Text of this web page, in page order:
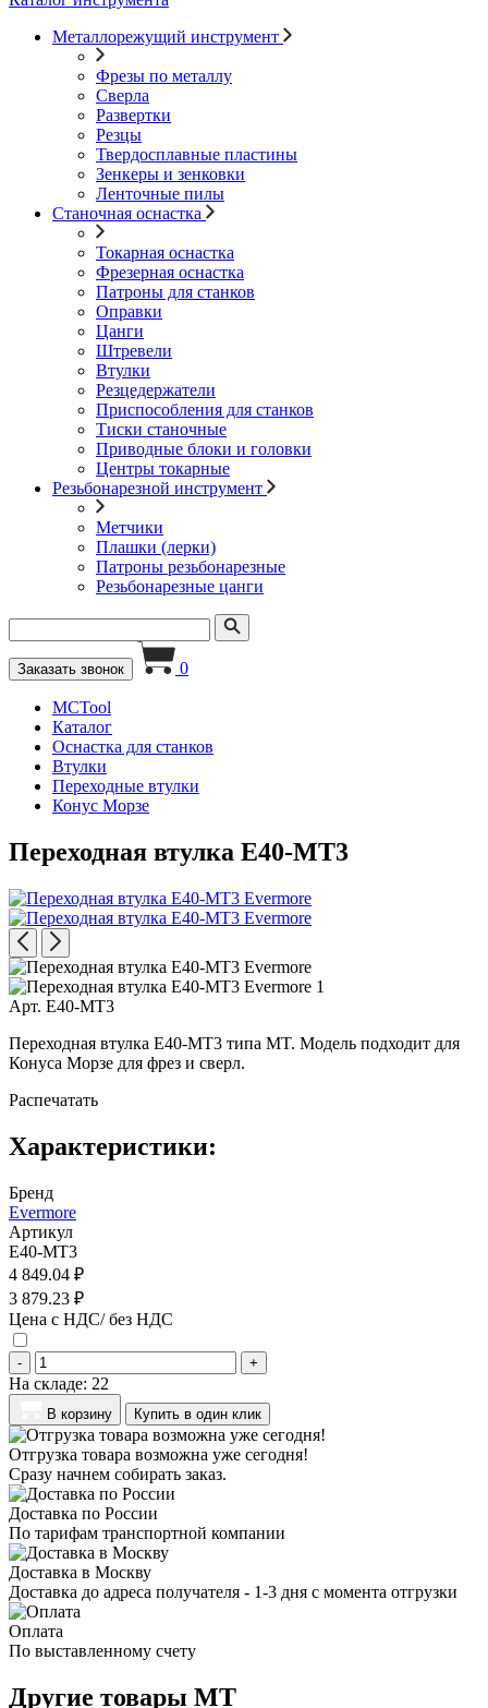
Металлорежущий инструмент
Фрезы по металлу
Сверла
Развертки
Резцы
Твердосплавные пластины
Зенкеры и зенковки
Ленточные пилы
Станочная оснастка
Токарная оснастка
Фрезерная оснастка
Патроны для станков
Оправки
Цанги
Штревели
Втулки
Резцедержатели
Приспособления для станков
Тиски станочные
Приводные блоки и головки
Центры токарные
Резьбонарезной инструмент
Метчики
Плашки (лерки)
Патроны резьбонарезные
Резьбонарезные цанги
Заказать звонок 0
MCTool
Каталог
Оснастка для станков
Втулки
Переходные втулки
Конус Морзе
Переходная втулка E40-MT3
Арт. E40-MT3
Переходная втулка E40-MT3 типа MT. Модель подходит для
Конуса Морзе для фрез и сверл.
Распечатать
Характеристики:
Бренд
Evermore
Артикул
E40-MT3
4 849.04 ₽
3 879.23 ₽
Цена с НДС/ без НДС
- +
На складе: 22
В корзину Купить в один клик
Отгрузка товара возможна уже сегодня!
Сразу начнем собирать заказ.
Доставка по России
По тарифам транспортной компании
Доставка в Москву
Доставка до адреса получателя - 1-3 дня с момента отгрузки
Оплата
По выставленному счету
Другие товары MT